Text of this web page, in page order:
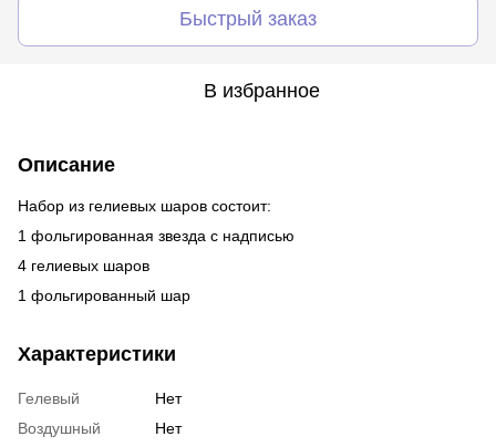
Быстрый заказ
В избранное
Описание
Набор из гелиевых шаров состоит:
1 фольгированная звезда с надписью
4 гелиевых шаров
1 фольгированный шар
Характеристики
Гелевый
Нет
Воздушный
Нет